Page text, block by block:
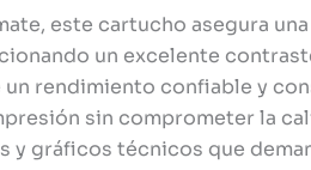
este cartucho asegura
un excelente
rendimiento confiable y
sin comprometer la
gráficos técnicos que